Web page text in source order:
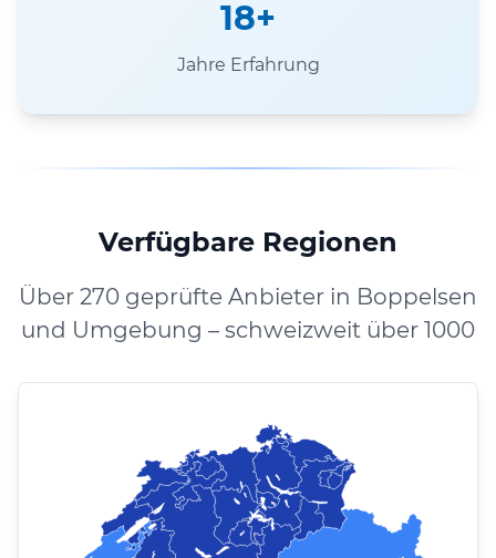
18+
Jahre Erfahrung
Verfügbare Regionen
Über 270 geprüfte Anbieter in Boppelsen
und Umgebung – schweizweit über 1000